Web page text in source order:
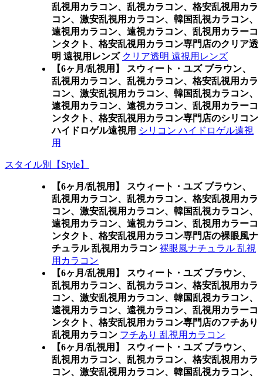
乱視用カラコン、乱視カラコン、格安乱視用カラ
コン、激安乱視用カラコン、韓国乱視カラコン、
遠視用カラコン、遠視カラコン、乱視用カラーコ
ンタクト、格安乱視用カラコン専門店のクリア透
明 遠視用レンズ クリア透明 遠視用レンズ
【6ヶ月/乱視用】 スウィート・ユズ ブラウン、
乱視用カラコン、乱視カラコン、格安乱視用カラ
コン、激安乱視用カラコン、韓国乱視カラコン、
遠視用カラコン、遠視カラコン、乱視用カラーコ
ンタクト、格安乱視用カラコン専門店のシリコン
ハイドロゲル遠視用 シリコン ハイドロゲル遠視
用
スタイル別【Style】
【6ヶ月/乱視用】 スウィート・ユズ ブラウン、
乱視用カラコン、乱視カラコン、格安乱視用カラ
コン、激安乱視用カラコン、韓国乱視カラコン、
遠視用カラコン、遠視カラコン、乱視用カラーコ
ンタクト、格安乱視用カラコン専門店の裸眼風ナ
チュラル 乱視用カラコン 裸眼風ナチュラル 乱視
用カラコン
【6ヶ月/乱視用】 スウィート・ユズ ブラウン、
乱視用カラコン、乱視カラコン、格安乱視用カラ
コン、激安乱視用カラコン、韓国乱視カラコン、
遠視用カラコン、遠視カラコン、乱視用カラーコ
ンタクト、格安乱視用カラコン専門店のフチあり
乱視用カラコン フチあり 乱視用カラコン
【6ヶ月/乱視用】 スウィート・ユズ ブラウン、
乱視用カラコン、乱視カラコン、格安乱視用カラ
コン、激安乱視用カラコン、韓国乱視カラコン、